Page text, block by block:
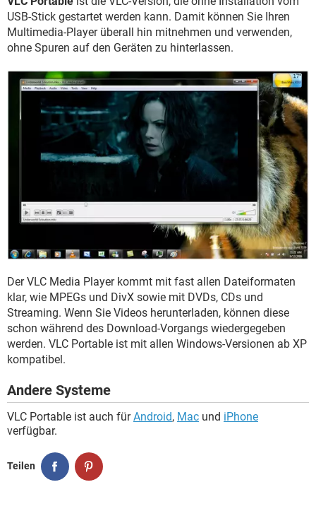
FACEBOOK HARDWARE
USB-Stick gestartet werden kann. Damit können Sie Ihren
Multimedia-Player überall hin mitnehmen und verwenden,
ohne Spuren auf den Geräten zu hinterlassen.
Der VLC Media Player kommt mit fast allen Dateiformaten
klar, wie MPEGs und DivX sowie mit DVDs, CDs und
Streaming. Wenn Sie Videos herunterladen, können diese
schon während des Download-Vorgangs wiedergegeben
werden. VLC Portable ist mit allen Windows-Versionen ab XP
kompatibel.
Andere Systeme
VLC Portable ist auch fürAndroid, Mac und iPhone
verfügbar.
Teilen